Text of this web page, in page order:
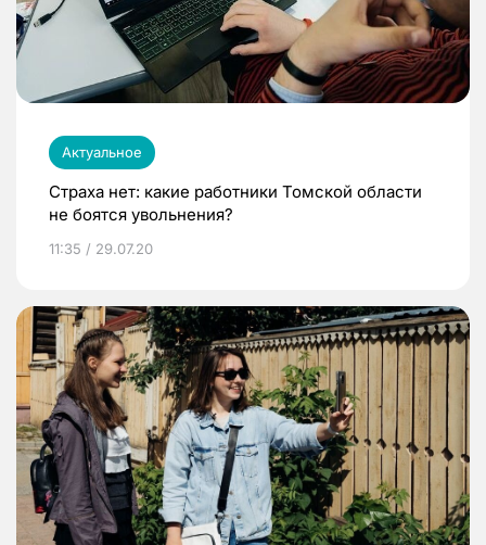
Актуальное
Страха нет: какие работники Томской области
не боятся увольнения?
11:35 / 29.07.20